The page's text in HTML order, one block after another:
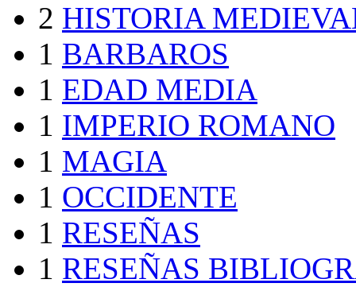
2 HISTORIA
1 BARBAROS
1 EDAD MEDIA
1 IMPERIO ROMANO
1 MAGIA
1 OCCIDENTE
1 RESEÑAS
1 RESEÑAS